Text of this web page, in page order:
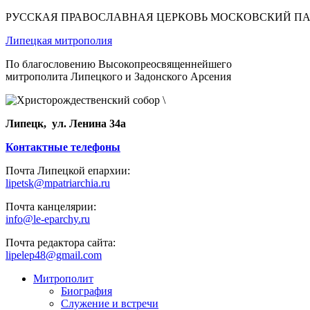
РУССКАЯ ПРАВОСЛАВНАЯ ЦЕРКОВЬ МОСКОВСКИЙ
Липецкая митрополия
По благословению Высокопреосвященнейшего
митрополита Липецкого и Задонского Арсения
Липецк, ул. Ленина 34а
Контактные телефоны
Почта Липецкой епархии:
lipetsk@mpatriarchia.ru
Почта канцелярии:
info@le-eparchy.ru
Почта редактора сайта:
lipelep48@gmail.com
Митрополит
Биография
Служение и встречи